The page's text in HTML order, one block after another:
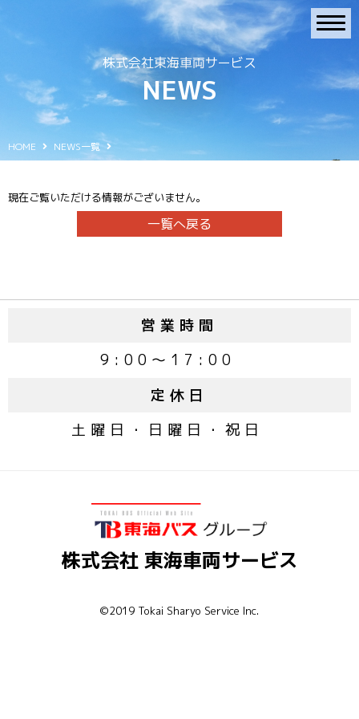
株式会社東海車両サービス
NEWS
HOME NEWS一覧
現在ご覧いただける情報がございません。
一覧へ戻る
営業時間
9:00～17:00
定休日
土曜日・日曜日・祝日
株式会社 東海車両サービス
©2019 Tokai Sharyo Service Inc.